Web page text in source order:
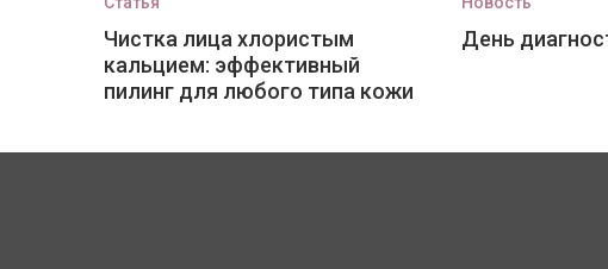
Чистка лица хлористым
кальцием: эффективный
пилинг для любого типа кожи
День